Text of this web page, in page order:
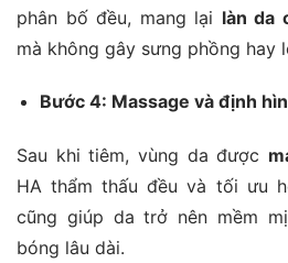
phân bố đều, mang lại làn da
mà không gây sưng phồng hay
Bước 4: Massage và định
Sau khi tiêm, vùng da được
HA thẩm thấu đều và tối ưu
cũng giúp da trở nên mềm
bóng lâu dài.